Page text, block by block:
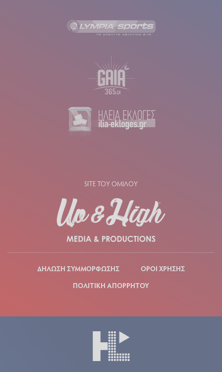
SITE ΤΟΥ ΟΜΙΛΟΥ
ΔΗΛΩΣΗ ΣΥΜΜΟΡΦΩΣΗΣ
ΟΡΟΙ ΧΡΗΣΗΣ
ΠΟΛΙΤΙΚΗ ΑΠΟΡΡΗΤΟΥ